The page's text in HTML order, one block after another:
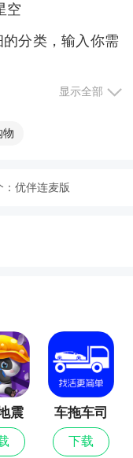
空
分类，输入你需
说，是再合适不过
，加载不出来内
的评论说小纸条
内容说优化了这
但现在用都用不
小组件之后进去
显示全部
物
优伴连麦版
震
3
车拖车司
机
下载